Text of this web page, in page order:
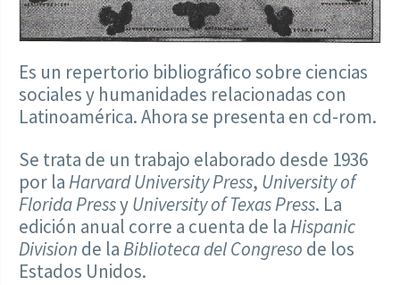
Es un repertorio bibliográfico sobre ciencias
sociales y humanidades relacionadas con
Latinoamérica. Ahora se presenta en cd-rom.
Se trata de un trabajo elaborado desde 1936
por laHarvard University Press, University of
Florida PressyUniversity of Texas Press. La
edición anual corre a cuenta de laHispanic
Division de laBiblioteca del Congreso de los
Estados Unidos.